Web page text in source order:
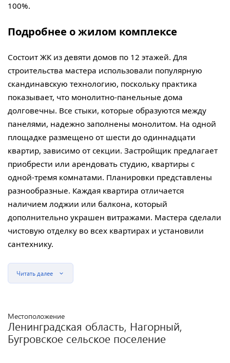
100%.
Подробнее о жилом комплексе
Состоит ЖК из девяти домов по 12 этажей. Для
строительства мастера использовали популярную
скандинавскую технологию, поскольку практика
показывает, что монолитно-панельные дома
долговечны. Все стыки, которые образуются между
панелями, надежно заполнены монолитом. На одной
площадке размещено от шести до одиннадцати
квартир, зависимо от секции. Застройщик предлагает
приобрести или арендовать студию, квартиры с
одной-тремя комнатами. Планировки представлены
разнообразные. Каждая квартира отличается
наличием лоджии или балкона, который
дополнительно украшен витражами. Мастера сделали
чистовую отделку во всех квартирах и установили
сантехнику.
Читать далее
Местоположение
Ленинградская область, Нагорный,
Бугровское сельское поселение